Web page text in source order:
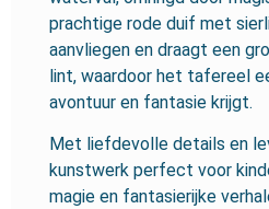
prachtige rode duif met
aanvliegen en draagt een
lint, waardoor het tafereel
avontuur en fantasie krijgt.
Met liefdevolle details en
kunstwerk perfect voor
magie en fantasierijke